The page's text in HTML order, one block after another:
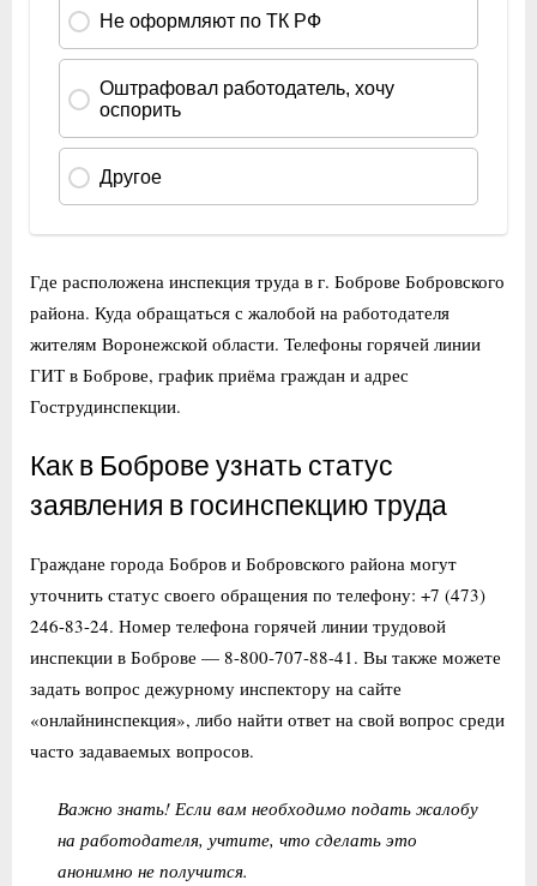
Где расположена инспекция труда в г. Боброве Бобровского
района. Куда обращаться с жалобой на работодателя
жителям Воронежской области. Телефоны горячей линии
ГИТ в Боброве, график приёма граждан и адрес
Гострудинспекции.
Как в Боброве узнать статус
заявления в госинспекцию труда
Граждане города Бобров и Бобровского района могут
уточнить статус своего обращения по телефону: +7 (473)
246-83-24. Номер телефона горячей линии трудовой
инспекции в Боброве — 8-800-707-88-41. Вы также можете
задать вопрос дежурному инспектору на сайте
«онлайнинспекция», либо найти ответ на свой вопрос среди
часто задаваемых вопросов.
Важно знать! Если вам необходимо подать жалобу
на работодателя, учтите, что сделать это
анонимно не получится.